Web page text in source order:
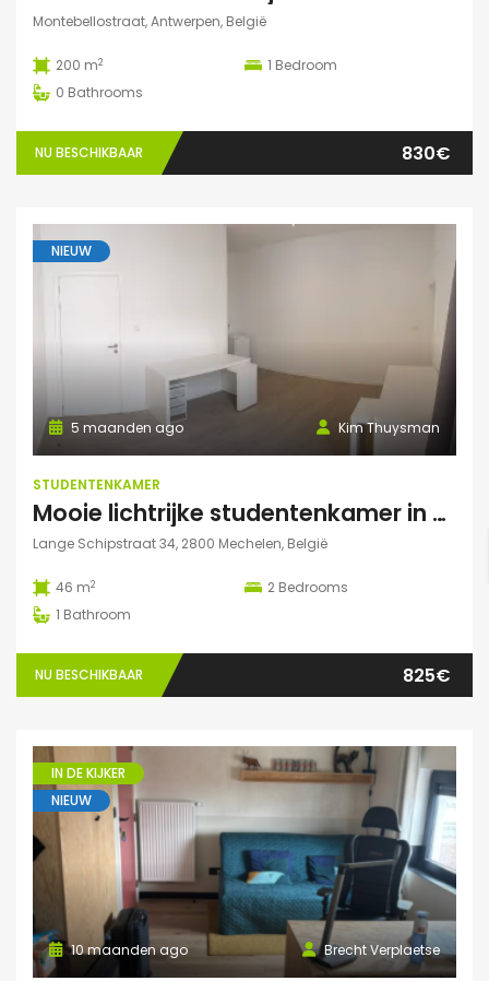
Montebellostraat, Antwerpen, België
200 m2 1 Bedroom
0 Bathrooms
NU BESCHIKBAAR 830€
NIEUW
Kim Thuysman
5 maanden ago
STUDENTENKAMER
Mooie lichtrijke studentenkamer in hartje Mechelen! (46m2, 2 pers mogelijk)
Lange Schipstraat 34, 2800 Mechelen, België
46 m2 2 Bedrooms
1 Bathroom
NU BESCHIKBAAR 825€
IN DE KIJKER
NIEUW
Brecht Verplaetse
10 maanden ago